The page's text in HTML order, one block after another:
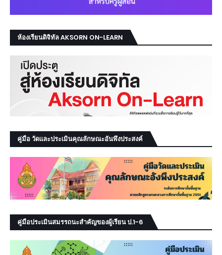
ห้องเรียนดิจิทัล AKSORN ON-LEARN
คู่มือ วัดและประเมินคุณลักษณะอันพึงประสงค์
คู่มือประเมินสมรรถนะสำคัญของผู้เรียน ป.1-6